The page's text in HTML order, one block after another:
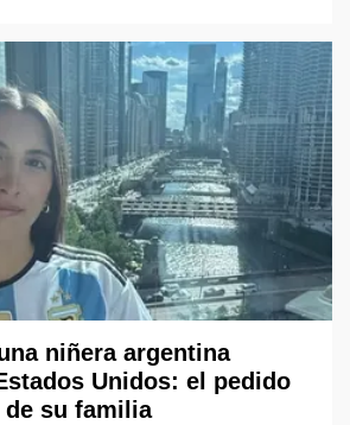
niñera argentina
Unidos: el pedido
de su familia